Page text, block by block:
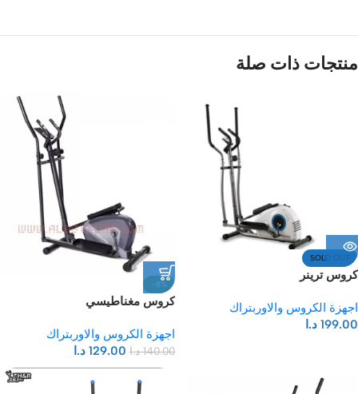
منتجات ذات صلة
SOLD OUT
كروس ترينر
اجهزة الكروس والاوربتراك
199.00 د.ا
-8%
كروس مغناطيسي
اجهزة الكروس والاوربتراك
140.00 د.ا 129.00 د.ا